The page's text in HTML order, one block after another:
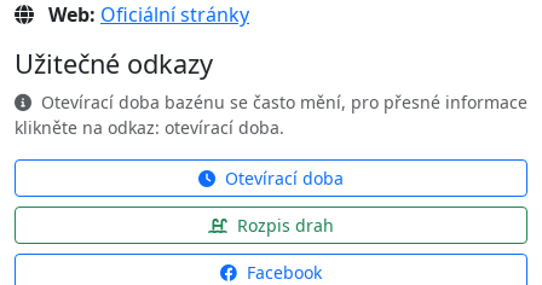
Web: Oficiální stránky
Užitečné odkazy
Otevírací doba bazénu se často mění, pro přesné informace
klikněte na odkaz: otevírací doba.
Otevírací doba
Rozpis drah
Facebook